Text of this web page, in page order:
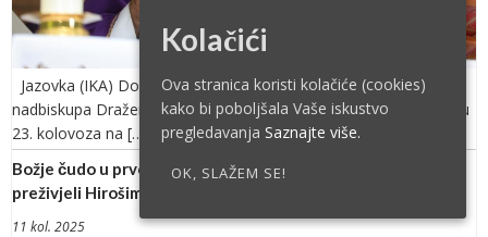
Jazovka (IKA) Donosimo u cijelosti homiliju zagrebačkog
nadbiskupa Dražena Kutleše na misi zadušnici, služenoj u subotu
23. kolovoza na […]
Božje čudo u prvom nuklearnom napadu – isusovci koji su
preživjeli Hirošimu
11 kol. 2025
Kolačići
Ova stranica koristi kolačiće (cookies)
kako bi poboljšala Vaše iskustvo
pregledavanja Saznajte više.
OK, SLAŽEM SE!